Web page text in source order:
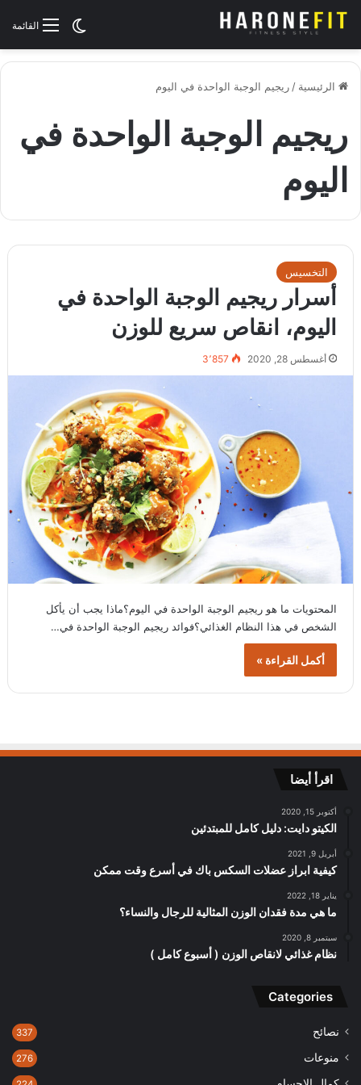
القائمةالوضع
الرئيسية / ريجيم الوجبة الواحدة في اليوم
ريجيم الوجبة الواحدة في
اليوم
التخسيس
أسرار ريجيم الوجبة الواحدة في
اليوم، انقاص سريع للوزن
أغسطس 28, 2020 3٬857
المحتويات ما هو ريجيم الوجبة الواحدة في اليوم؟ماذا يجب أن يأكل
الشخص في هذا النظام الغذائي؟فوائد ريجيم الوجبة الواحدة في…
أكمل القراءة »
اقرأ أيضا
أكتوبر 15, 2020
الكيتو دايت: دليل كامل للمبتدئين
أبريل 9, 2021
كيفية ابراز عضلات السكس باك في أسرع وقت ممكن
يناير 18, 2022
ما هي مدة فقدان الوزن المثالية للرجال والنساء؟
سبتمبر 8, 2020
نظام غذائي لانقاص الوزن ( أسبوع كامل )
Categories
نصائح 337
منوعات 276